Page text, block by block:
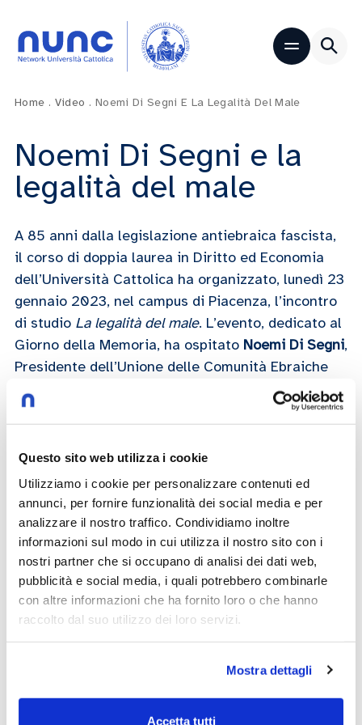
Questo sito web utilizza i cookie
Utilizziamo i cookie per personalizzare contenuti ed
annunci, per fornire funzionalità dei social media e per
analizzare il nostro traffico. Condividiamo inoltre
informazioni sul modo in cui utilizza il nostro sito con i
nostri partner che si occupano di analisi dei dati web,
pubblicità e social media, i quali potrebbero combinarle
con altre informazioni che ha fornito loro o che hanno
raccolto dal suo utilizzo dei loro servizi.
Mostra dettagli
Accetta tutti
Home . Video . Noemi Di Segni E La Legalità Del Male
Noemi Di Segni e la
legalità del male
A 85 anni dalla legislazione antiebraica fascista,
il corso di doppia laurea in Diritto ed Economia
dell’Università Cattolica ha organizzato, lunedì 23
gennaio 2023, nel campus di Piacenza, l’incontro
di studio La legalità del male. L’evento, dedicato al
Giorno della Memoria, ha ospitato Noemi Di Segni,
Presidente dell’Unione delle Comunità Ebraiche
Italiane, per riflettere su una delle pagine più
dolorose della nostra storia.
Noemi Di Segni
Play now
storia